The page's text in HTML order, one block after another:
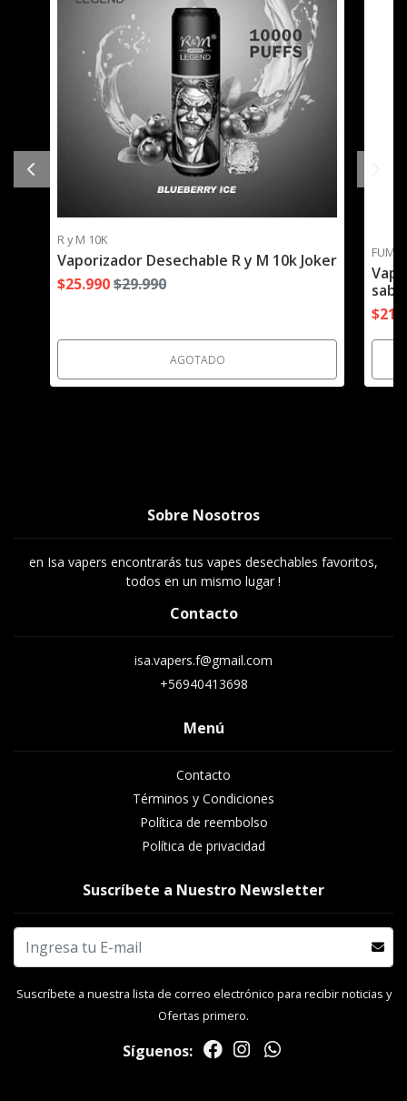
R y M 10K
Vaporizador Desechable R y M 10k Joker
$25.990$29.990
AGOTADO
FUME
Sobre Nosotros
en Isa vapers encontrarás tus vapes desechables favoritos,
todos en un mismo lugar !
Contacto
isa.vapers.f@gmail.com
+56940413698
Menú
Contacto
Términos y Condiciones
Política de reembolso
Política de privacidad
Suscríbete a Nuestro Newsletter
Suscríbete a nuestra lista de correo electrónico para recibir noticias y
Ofertas primero.
Síguenos: